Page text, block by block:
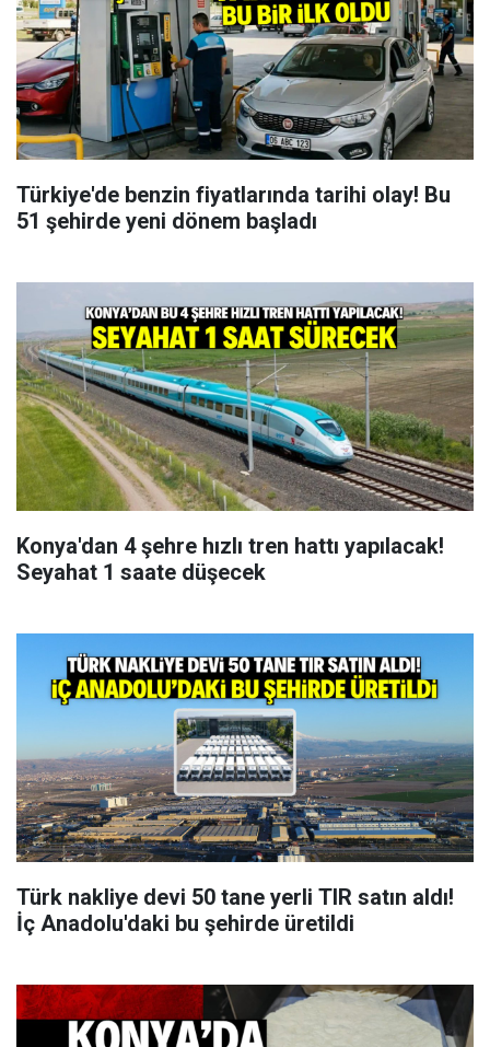
Türkiye'de benzin fiyatlarında tarihi olay! Bu
51 şehirde yeni dönem başladı
Konya'dan 4 şehre hızlı tren hattı yapılacak!
Seyahat 1 saate düşecek
Türk nakliye devi 50 tane yerli TIR satın aldı!
İç Anadolu'daki bu şehirde üretildi